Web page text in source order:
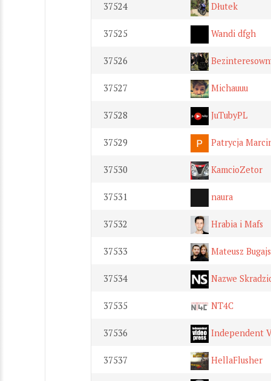
37524 Dłutek
37525 Wandi dfgh
37526
37527 Michauuu
37528 JuTubyPL
37529 Patrycja
37530 KamcioZetor
37531 naura
37532 Hrabia i Mafs
37533 Mateusz
37534 Nazwe
37535 NT4C
37536 Independent
37537 HellaFlusher